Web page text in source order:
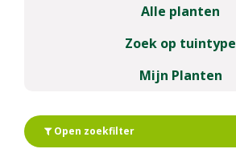
Alle planten
Zoek op tuintype
Mijn Planten
Open zoekfilter